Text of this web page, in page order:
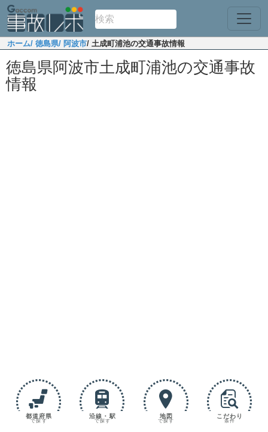
ホーム/ 徳島県/ 阿波市/ 土成町浦池の交通事故情報
徳島県阿波市土成町浦池の交通事故
情報
都道府県
で探す
沿線・駅
で探す
地図
で探す
こだわり
条件